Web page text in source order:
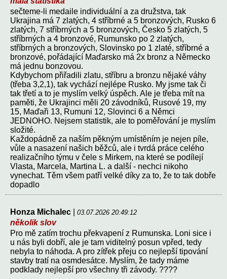
sečteme-li medaile individuální a za družstva, tak
Ukrajina má 7 zlatých, 4 stříbrné a 5 bronzových, Rusko 6
zlatých, 7 stříbrných a 5 bronzových, Česko 5 zlatých, 5
stříbrných a 4 bronzové, Rumunsko po 2 zlatých,
stříbrných a bronzových, Slovinsko po 1 zlaté, stříbrné a
bronzové, pořádající Maďarsko má 2x bronz a Německo
má jednu bonzovou.
Kdybychom přiřadili zlatu, stříbru a bronzu nějaké váhy
(třeba 3,2,1), tak vychází nejlépe Rusko. My jsme tak či
tak třetí a to je myslím velký úspěch. Ale je třeba mít na
paměti, že Ukrajinci měli 20 závodníků, Rusové 19, my
15, Maďaři 13, Rumuni 12, Slovinci 6 a Němci
JEDNOHO. Nejsem statistik, ale to poměřování je myslím
složité.
Každopádně za naším pěkným umístěním je nejen píle,
vůle a nasazení našich běžců, ale i tvrdá práce celého
realizačního týmu v čele s Mirkem, na které se podílejí
Vlasta, Marcela, Martina L. a další - nechci nikoho
vynechat. Těm všem patří velké díky za to, že to tak dobře
dopadlo
Honza Michalec 03.07.2026 20:49:12
několik slov
Pro mě zatím trochu překvapení z Rumunska. Loni sice i
u nás byli dobří, ale je tam viditelný posun vpřed, tedy
nebyla to náhoda. A pro zítřek přeju co nejlepší tipování
stavby tratí na osmdesátce. Myslím, že tady máme
podklady nejlepší pro všechny tři závody. ????